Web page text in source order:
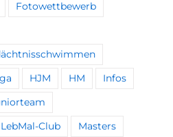
Fotowettbewerb
HJM HM Infos
LebMal-Club Masters